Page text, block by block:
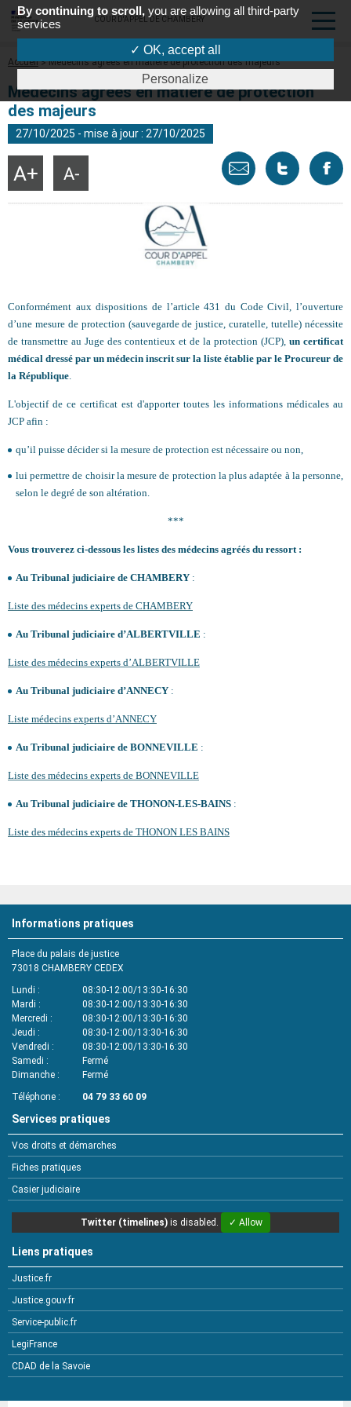
COUR D'APPEL DE CHAMBÉRY
Fil
Accueil Médecins agréés en matière de protection des majeurs
Médecins agréés en matière de protection
des majeurs
27/10/2025 - mise à jour : 27/10/2025
Envoyer Tweeter
Agrandir
du
Réduire
Conformément aux dispositions de l’article 431 du Code Civil, l’ouverture
d’une mesure de protection (sauvegarde de justice, curatelle, tutelle) nécessite
de transmettre au Juge des contentieux et de la protection (JCP), un certificat
médical dressé par un médecin inscrit sur la liste établie par le Procureur de
la République.
L'objectif de ce certificat est d'apporter toutes les informations médicales au
JCP afin :
qu’il puisse décider si la mesure de protection est nécessaire ou non,
lui permettre de choisir la mesure de protection la plus adaptée à la personne,
selon le degré de son altération.
***
Vous trouverez ci-dessous les listes des médecins agréés du ressort :
Au Tribunal judiciaire de CHAMBERY :
Liste des médecins experts de CHAMBERY
Au Tribunal judiciaire d’ALBERTVILLE :
Liste des médecins experts d’ALBERTVILLE
Au Tribunal judiciaire d’ANNECY :
Liste médecins experts d’ANNECY
Au Tribunal judiciaire de BONNEVILLE :
Liste des médecins experts de BONNEVILLE
Au Tribunal judiciaire de THONON-LES-BAINS :
Liste des médecins experts de THONON LES BAINS
Informations pratiques
Place du palais de justice
73018 CHAMBERY CEDEX
Lundi
08:30-12:00/13:30-16:30
Mardi
08:30-12:00/13:30-16:30
Mercredi
08:30-12:00/13:30-16:30
Jeudi
08:30-12:00/13:30-16:30
Vendredi
08:30-12:00/13:30-16:30
Samedi
Fermé
Dimanche
Fermé
Téléphone
04 79 33 60 09
Services pratiques
Vos droits et démarches
Fiches pratiques
Casier judiciaire
Twitter (timelines) is disabled. ✓ Allow
Liens pratiques
Justice.fr
Justice.gouv.fr
Service-public.fr
LegiFrance
CDAD de la Savoie
By continuing to scroll, you are allowing all third-party
services
✓ OK, accept all
Personalize